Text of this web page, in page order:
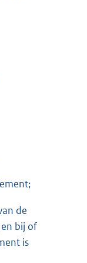
de
bij of
is